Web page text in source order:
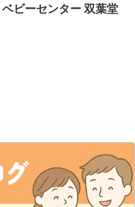
ベビーセンター 双葉堂